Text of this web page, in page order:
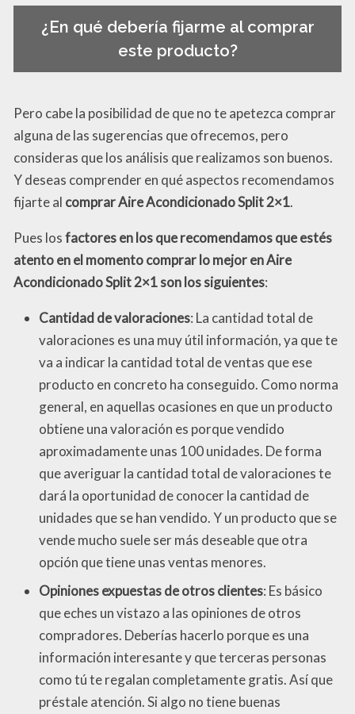
¿En qué debería fijarme al comprar
este producto?
Pero cabe la posibilidad de que no te apetezca comprar
alguna de las sugerencias que ofrecemos, pero
consideras que los análisis que realizamos son buenos.
Y deseas comprender en qué aspectos recomendamos
fijarte al comprar Aire Acondicionado Split 2×1.
Pues losfactores en los que recomendamos que estés
atento en el momento comprar lo mejor en Aire
Acondicionado Split 2×1 son los siguientes:
Cantidad de valoraciones: La cantidad total de
valoraciones es una muy útil información, ya que te
va a indicar la cantidad total de ventas que ese
producto en concreto ha conseguido. Como norma
general, en aquellas ocasiones en que un producto
obtiene una valoración es porque vendido
aproximadamente unas 100 unidades. De forma
que averiguar la cantidad total de valoraciones te
dará la oportunidad de conocer la cantidad de
unidades que se han vendido. Y un producto que se
vende mucho suele ser más deseable que otra
opción que tiene unas ventas menores.
Opiniones expuestas de otros clientes: Es básico
que eches un vistazo a las opiniones de otros
compradores. Deberías hacerlo porque es una
información interesante y que terceras personas
como tú te regalan completamente gratis. Así que
préstale atención. Si algo no tiene buenas